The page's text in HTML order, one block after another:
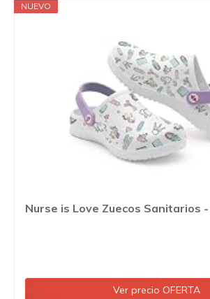
NUEVO
Nurse is Love Zuecos Sanitarios
Ver precio OFERTA